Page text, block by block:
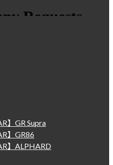
】GR Supra
】GR86
】ALPHARD